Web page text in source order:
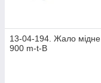
13-04-194. Жало мідне
900 m-t-B